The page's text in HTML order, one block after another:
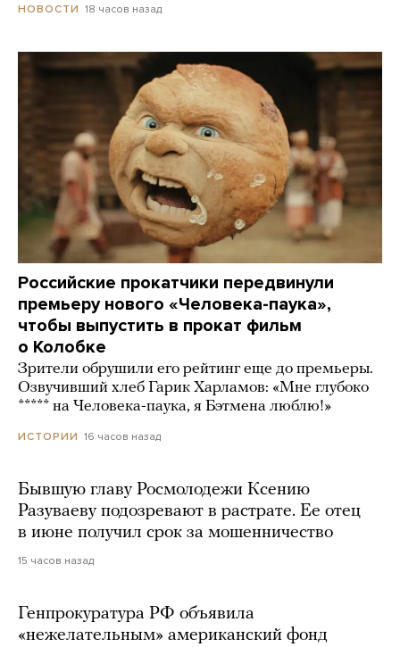
НОВОСТИ 18 часов назад
Российские прокатчики передвинули
премьеру нового «Человека-паука»,
чтобы выпустить в прокат фильм
о Колобке
Зрители обрушили его рейтинг еще до премьеры.
Озвучивший хлеб Гарик Харламов: «Мне глубоко
***** на Человека-паука, я Бэтмена люблю!»
ИСТОРИИ 16 часов назад
Бывшую главу Росмолодежи Ксению
Разуваеву подозревают в растрате. Ее отец
в июне получил срок за мошенничество
15 часов назад
Генпрокуратура РФ объявила
«нежелательным» американский фонд